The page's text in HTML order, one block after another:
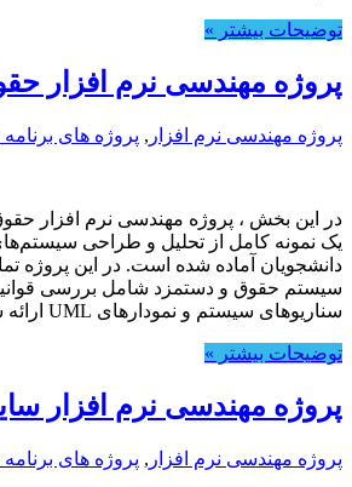
توضیحات بیشتر »
پروژه مهندسی نرم افزار
پروژه مهندسی نرم افزار , پروژه های
در این بخش ، پروژه مهندسی نرم افزار
یک نمونه کامل از تحلیل و طراحی
دانشجویان آماده شده است. در این پروژه
سیستم حقوق و دستمزد شامل بررسی
سناریوهای سیستم و نمودارهای UML ارائه شده است.
توضیحات بیشتر »
پروژه مهندسی نرم افزار
پروژه مهندسی نرم افزار , پروژه های